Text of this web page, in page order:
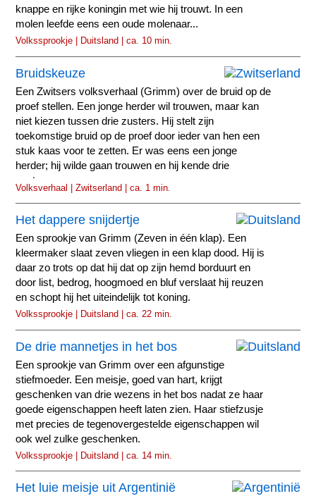
knappe en rijke koningin met wie hij trouwt. In een
molen leefde eens een oude molenaar...
Volkssprookje | Duitsland | ca. 10 min.
Bruidskeuze
Een Zwitsers volksverhaal (Grimm) over de bruid op de
proef stellen. Een jonge herder wil trouwen, maar kan
niet kiezen tussen drie zusters. Hij stelt zijn
toekomstige bruid op de proef door ieder van hen een
stuk kaas voor te zetten. Er was eens een jonge
herder; hij wilde gaan trouwen en hij kende drie
zusters...
Volksverhaal | Zwitserland | ca. 1 min.
Het dappere snijdertje
Een sprookje van Grimm (Zeven in één klap). Een
kleermaker slaat zeven vliegen in een klap dood. Hij is
daar zo trots op dat hij dat op zijn hemd borduurt en
door list, bedrog, hoogmoed en bluf verslaat hij reuzen
en schopt hij het uiteindelijk tot koning.
Volkssprookje | Duitsland | ca. 22 min.
De drie mannetjes in het bos
Een sprookje van Grimm over een afgunstige
stiefmoeder. Een meisje, goed van hart, krijgt
geschenken van drie wezens in het bos nadat ze haar
goede eigenschappen heeft laten zien. Haar stiefzusje
met precies de tegenovergestelde eigenschappen wil
ook wel zulke geschenken.
Volkssprookje | Duitsland | ca. 14 min.
Het luie meisje uit Argentinië